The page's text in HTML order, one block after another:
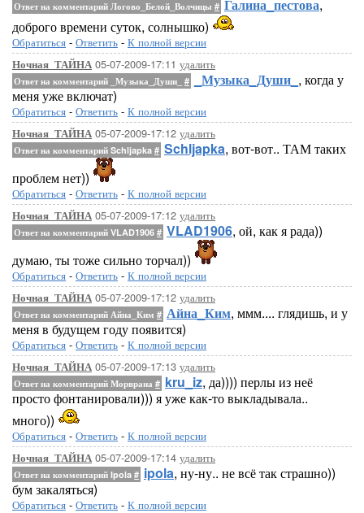
Ответ на комментарий Логово_Белой_Волчицы # Галина_пестова,
доброго времени суток, солнышко)
Обратиться - Ответить - К полной версии
Ночная_ТАЙНА 05-07-2009-17:11 удалить
Ответ на комментарий _Музыка_Души_ # _Музыка_Души_ , когда у
меня уже включат)
Обратиться - Ответить - К полной версии
Ночная_ТАЙНА 05-07-2009-17:12 удалить
Ответ на комментарий Schljapka # Schljapka, вот-вот.. ТАМ таких
проблем нет))
Обратиться - Ответить - К полной версии
Ночная_ТАЙНА 05-07-2009-17:12 удалить
Ответ на комментарий VLAD1906 # VLAD1906, ой, как я рада))
думаю, ты тоже сильно торчал))
Обратиться - Ответить - К полной версии
Ночная_ТАЙНА 05-07-2009-17:12 удалить
Ответ на комментарий Айна_Ким # Айна_Ким, ммм.... глядишь, и у
меня в будущем году появится)
Обратиться - Ответить - К полной версии
Ночная_ТАЙНА 05-07-2009-17:13 удалить
Ответ на комментарий Морврана # kru_iz, да)))) перлы из неё
просто фонтанировали))) я уже как-то выкладывала..
много))
Обратиться - Ответить - К полной версии
Ночная_ТАЙНА 05-07-2009-17:14 удалить
Ответ на комментарий Ipola # ipola, ну-ну.. не всё так страшно))
бум закаляться)
Обратиться - Ответить - К полной версии